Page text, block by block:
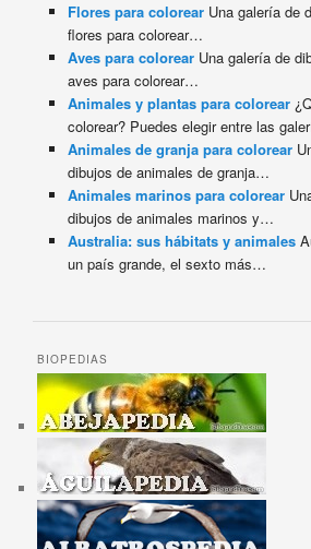
Flores para colorear Una galería de
flores para colorear…
Aves para colorear Una galería de
aves para colorear…
Animales y plantas para colorear
colorear? Puedes elegir entre las
Animales de granja para colorear
dibujos de animales de granja…
Animales marinos para colorear
dibujos de animales marinos y…
Australia: sus hábitats y animales
un país grande, el sexto más…
BIOPEDIAS